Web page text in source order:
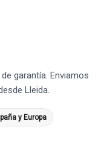
garantía. Enviamos
Lleida.
y Europa